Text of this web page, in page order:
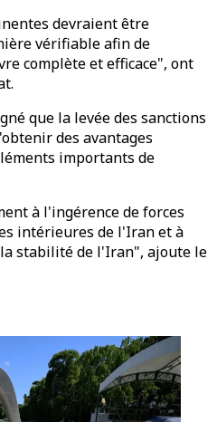
devraient être
vérifiable afin de
complète et efficace", ont
que la levée des sanctions
des avantages
importants de
à l'ingérence de forces
intérieures de l'Iran et à
stabilité de l'Iran", ajoute le